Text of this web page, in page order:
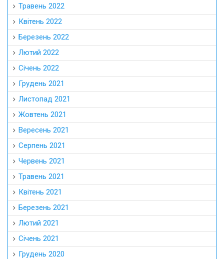
Травень 2022
Квітень 2022
Березень 2022
Лютий 2022
Січень 2022
Грудень 2021
Листопад 2021
Жовтень 2021
Вересень 2021
Серпень 2021
Червень 2021
Травень 2021
Квітень 2021
Березень 2021
Лютий 2021
Січень 2021
Грудень 2020